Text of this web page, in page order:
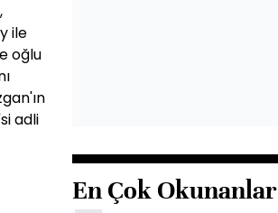
ile
oğlu
adli
En Çok Okunanlar